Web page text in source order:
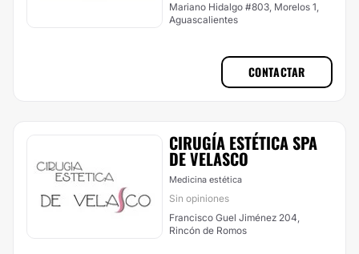
Mariano Hidalgo #803, Morelos 1,
Aguascalientes
CONTACTAR
CIRUGÍA ESTÉTICA SPA
DE VELASCO
Medicina estética
Sin opiniones
Francisco Guel Jiménez 204,
Rincón de Romos